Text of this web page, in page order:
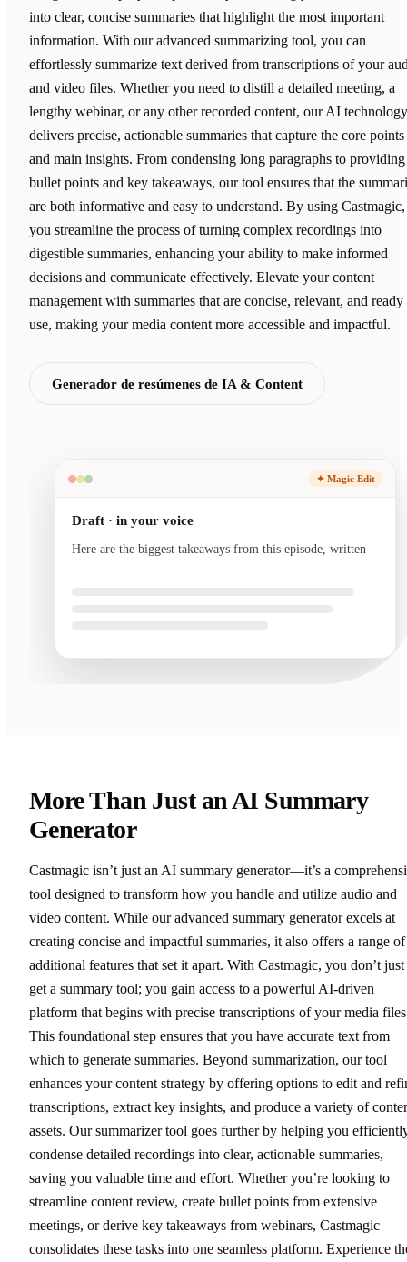
into clear, concise summaries that highlight the most important
information. With our advanced summarizing tool, you can
effortlessly summarize text derived from transcriptions of your
and video files. Whether you need to distill a detailed meeting, a
lengthy webinar, or any other recorded content, our AI technology
delivers precise, actionable summaries that capture the core points
and main insights. From condensing long paragraphs to providing
bullet points and key takeaways, our tool ensures that the
are both informative and easy to understand. By using Castmagic,
you streamline the process of turning complex recordings into
digestible summaries, enhancing your ability to make informed
decisions and communicate effectively. Elevate your content
management with summaries that are concise, relevant, and ready
use, making your media content more accessible and impactful.
Generador de resúmenes de IA & Content
✦ Magic Edit
Draft · in your voice
Here are the biggest takeaways from this episode, written
More Than Just an AI Summary
Generator
Castmagic isn’t just an AI summary generator—it’s a
tool designed to transform how you handle and utilize audio and
video content. While our advanced summary generator excels at
creating concise and impactful summaries, it also offers a range of
additional features that set it apart. With Castmagic, you don’t just
get a summary tool; you gain access to a powerful AI-driven
platform that begins with precise transcriptions of your media
This foundational step ensures that you have accurate text from
which to generate summaries. Beyond summarization, our tool
enhances your content strategy by offering options to edit and
transcriptions, extract key insights, and produce a variety of
assets. Our summarizer tool goes further by helping you
condense detailed recordings into clear, actionable summaries,
saving you valuable time and effort. Whether you’re looking to
streamline content review, create bullet points from extensive
meetings, or derive key takeaways from webinars, Castmagic
consolidates these tasks into one seamless platform. Experience